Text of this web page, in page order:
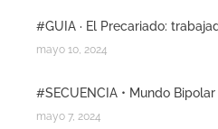
#GUIA · El Precariado:
mayo 10, 2024
#SECUENCIA • Mundo
mayo 7, 2024